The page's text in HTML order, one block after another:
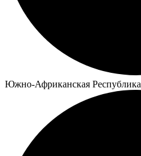
Южно-Африканская Республика